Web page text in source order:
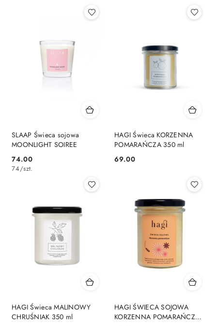
SLAAP Świeca sojowa
MOONLIGHT SOIREE
Cena:
74.00
74/szt.
HAGI Świeca KORZENNA
POMARAŃCZA 350 ml
Cena:
69.00
HAGI Świeca MALINOWY
CHRUŚNIAK 350 ml
HAGI ŚWIECA SOJOWA
KORZENNA POMARAŃCZA